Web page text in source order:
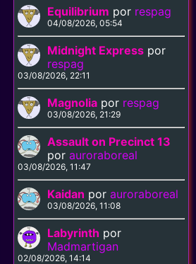
Equilibrium por respag
04/08/2026, 05:54
Midnight Express por
respag
03/08/2026, 22:11
Magnolia por respag
03/08/2026, 21:29
Assault on Precinct 13
porauroraboreal
03/08/2026, 11:47
Kaidan porauroraboreal
03/08/2026, 11:08
Labyrinth por
Madmartigan
02/08/2026, 14:14